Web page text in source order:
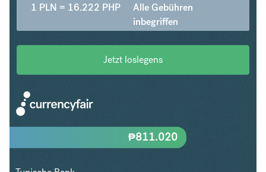
1 PLN = 16.222 PHP
Alle Gebühren
inbegriffen
Jetzt loslegens
₱811.020